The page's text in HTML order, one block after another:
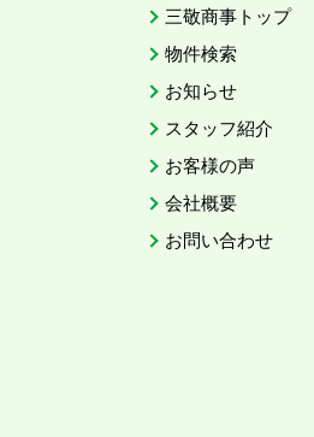
三敬商事トップ
物件検索
お知らせ
スタッフ紹介
お客様の声
会社概要
お問い合わせ